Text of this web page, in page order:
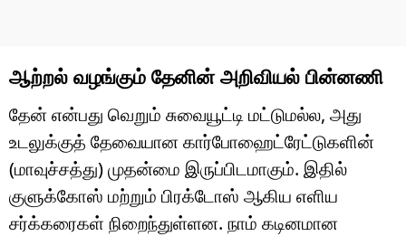
ஆற்றல் வழங்கும் தேனின் அறிவியல் பின்னணி
தேன் என்பது வெறும் சுவையூட்டி மட்டுமல்ல, அது
உடலுக்குத் தேவையான கார்போஹைட்ரேட்டுகளின்
(மாவுச்சத்து) முதன்மை இருப்பிடமாகும். இதில்
குளுக்கோஸ் மற்றும் பிரக்டோஸ் ஆகிய எளிய
சர்க்கரைகள் நிறைந்துள்ளன. நாம் கடினமான